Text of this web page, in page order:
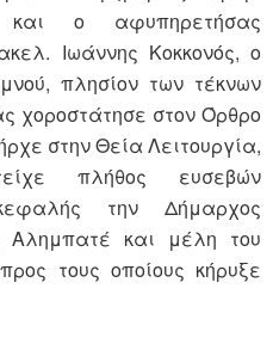
ο αφυπηρετήσας
Ιωάννης Κοκκονός, ο
πλησίον των τέκνων
χοροστάτησε στον Όρθρο
στην Θεία Λειτουργία,
πλήθος ευσεβών
την Δήμαρχος
Αλημπατέ και μέλη του
τους οποίους κήρυξε